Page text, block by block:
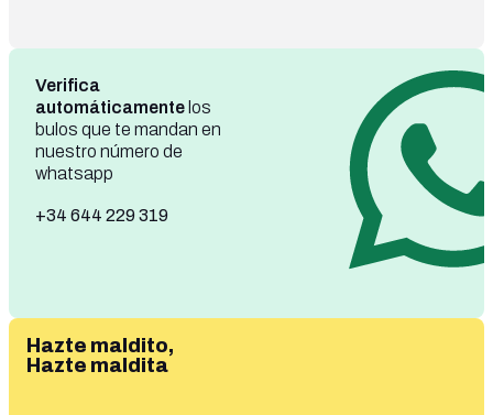
Verifica
automáticamente los
bulos que te mandan en
nuestro número de
whatsapp
+34 644 229 319
Hazte maldito,
Hazte maldita